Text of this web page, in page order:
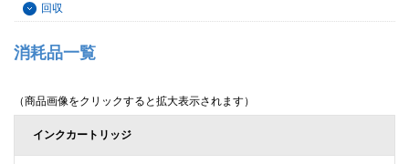
回収
消耗品一覧
（商品画像をクリックすると拡大表示されます）
インクカートリッジ